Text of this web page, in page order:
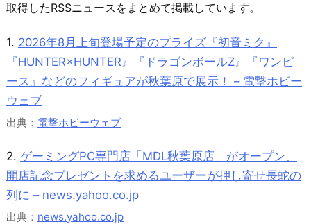
取得したRSSニュースをまとめて掲載しています。
1. 2026年8月上旬登場予定のプライズ『初音ミク』
『HUNTER×HUNTER』『ドラゴンボールZ』『ワンピ
ース』などのフィギュアが秋葉原で展示！ – 電撃ホビー
ウェブ
出典： 電撃ホビーウェブ
2. ゲーミングPC専門店「MDL秋葉原店」がオープン、
開店記念プレゼントを求めるユーザーが押し寄せ長蛇の
列に – news.yahoo.co.jp
出典： news.yahoo.co.jp